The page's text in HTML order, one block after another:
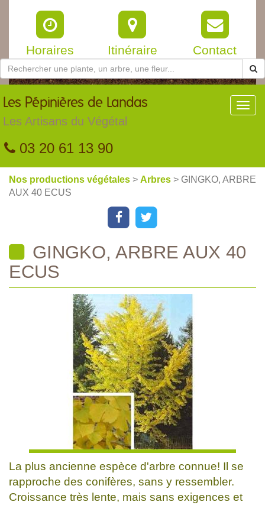
Horaires Itinéraire Contact
Les Pépinières de Landas
Les Artisans du Végétal
03 20 61 13 90
Nos productions végétales > Arbres > GINGKO, ARBRE
AUX 40 ECUS
GINGKO, ARBRE AUX 40
ECUS
La plus ancienne espèce d'arbre connue! Il se
rapproche des conifères, sans y ressembler.
Croissance très lente, mais sans exigences et